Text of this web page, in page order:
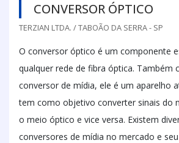
CONVERSOR ÓPTICO
TERZIAN LTDA. / TABOÃO DA SERRA - SP
O conversor óptico é um componente
qualquer rede de fibra óptica. Também
conversor de mídia, ele é um aparelho
tem como objetivo converter sinais do
o meio óptico e vice versa. Existem
conversores de mídia no mercado e